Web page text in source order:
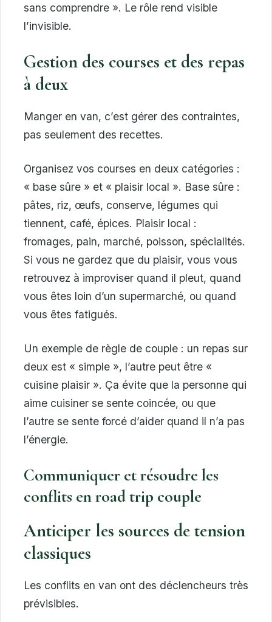
sans comprendre ». Le rôle rend visible
l’invisible.
Gestion des courses et des repas
à deux
Manger en van, c’est gérer des contraintes,
pas seulement des recettes.
Organisez vos courses en deux catégories :
« base sûre » et « plaisir local ». Base sûre :
pâtes, riz, œufs, conserve, légumes qui
tiennent, café, épices. Plaisir local :
fromages, pain, marché, poisson, spécialités.
Si vous ne gardez que du plaisir, vous vous
retrouvez à improviser quand il pleut, quand
vous êtes loin d’un supermarché, ou quand
vous êtes fatigués.
Un exemple de règle de couple : un repas sur
deux est « simple », l’autre peut être «
cuisine plaisir ». Ça évite que la personne qui
aime cuisiner se sente coincée, ou que
l’autre se sente forcé d’aider quand il n’a pas
l’énergie.
Communiquer et résoudre les
conflits en road trip couple
Anticiper les sources de tension
classiques
Les conflits en van ont des déclencheurs très
prévisibles.